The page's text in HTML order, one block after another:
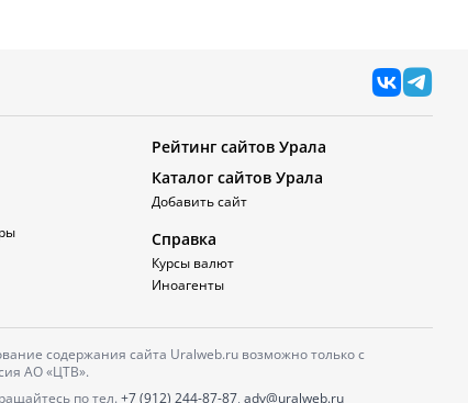
Рейтинг сайтов Урала
Каталог сайтов Урала
Добавить сайт
Справка
Курсы валют
Иноагенты
содержания сайта Uralweb.ru возможно только с
АО «ЦТВ».
по тел. +7 (912) 244-87-87, adv@uralweb.ru